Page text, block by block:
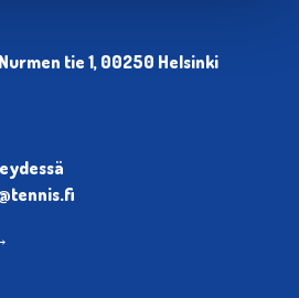
tie 1, 00250 Helsinki